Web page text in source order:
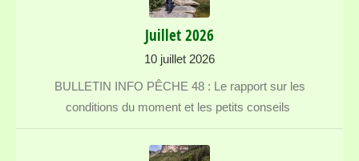
Juillet 2026
10 juillet 2026
BULLETIN INFO PÊCHE 48 : Le rapport sur les
conditions du moment et les petits conseils